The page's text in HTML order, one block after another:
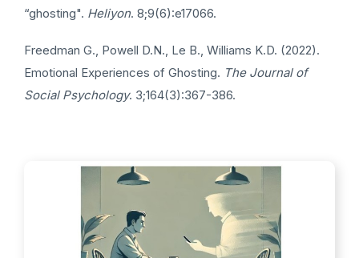
“ghosting". Heliyon. 8;9(6):e17066.
Freedman G., Powell D.N., Le B., Williams K.D. (2022).
Emotional Experiences of Ghosting. The Journal of
Social Psychology. 3;164(3):367-386.